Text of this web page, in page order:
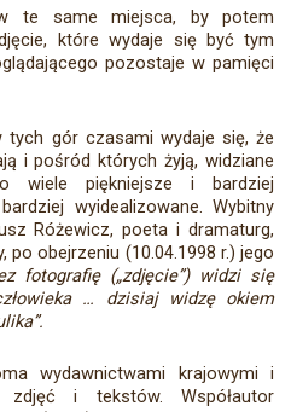
te same miejsca, by potem
które wydaje się być tym
pozostaje w pamięci
tych gór czasami wydaje się, że
i pośród których żyją, widziane
piękniejsze i bardziej
wyidealizowane. Wybitny
Różewicz, poeta i dramaturg,
obejrzeniu (10.04.1998 r.) jego
fotografię („zdjęcie”) widzi się
… dzisiaj widzę okiem
wydawnictwami krajowymi i
zdjęć i tekstów. Współautor